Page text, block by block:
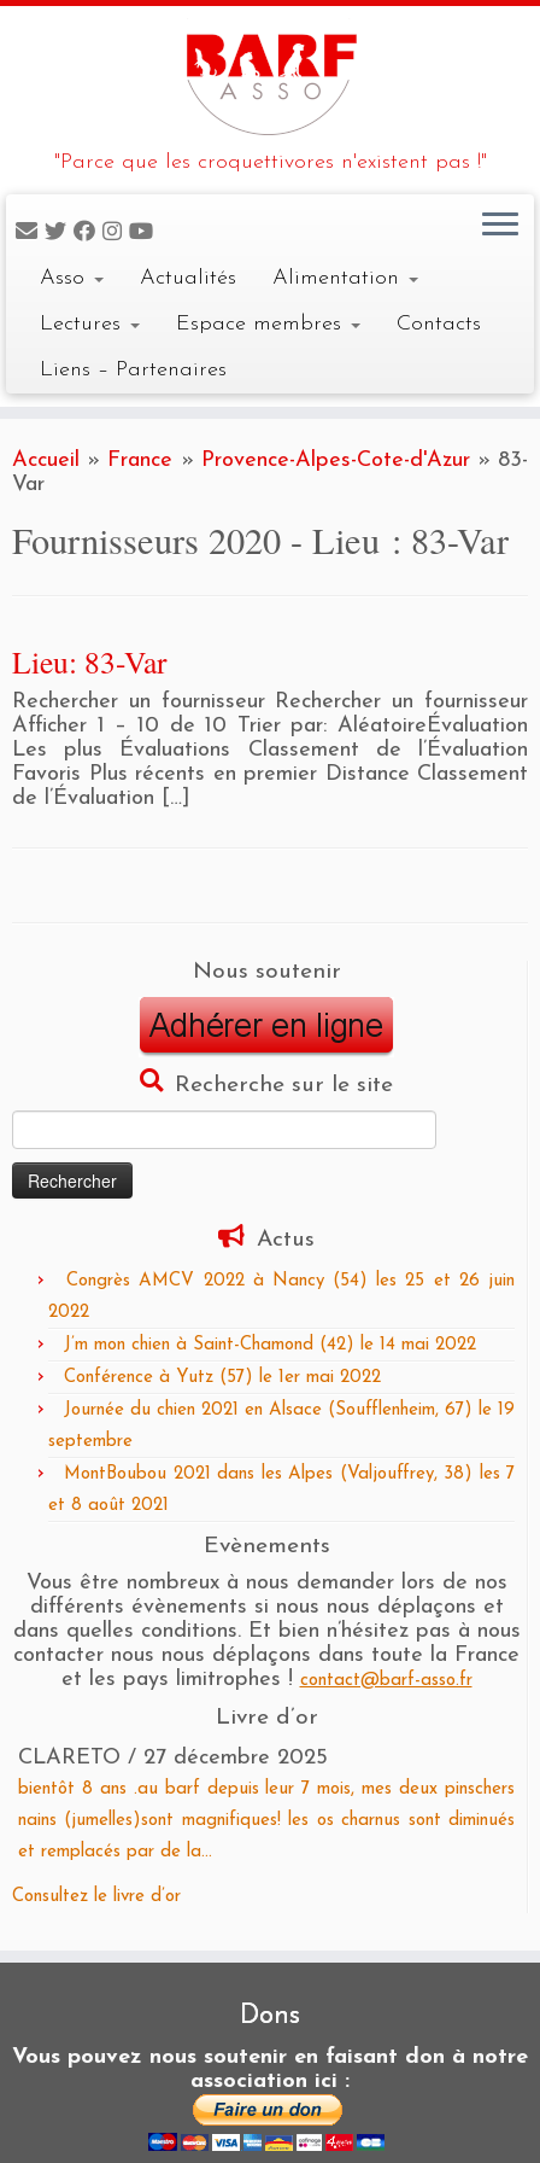
to
content
"Parce que les croquettivores n'existent pas !"
Asso Actualités
Alimentation
Lectures
Espace membres
Contacts
Liens – Partenaires
Accueil » France » Provence-Alpes-Cote-d'Azur » 83-
Var
Fournisseurs 2020 - Lieu : 83-Var
Lieu: 83-Var
Rechercher un fournisseur Rechercher un fournisseur
Afficher 1 – 10 de 10 Trier par: AléatoireÉvaluation
Les plus Évaluations Classement de l’Évaluation
Favoris Plus récents en premier Distance Classement
de l’Évaluation […]
Nous soutenir
Recherche sur le site
Actus
Congrès AMCV 2022 à Nancy (54) les 25 et 26 juin
2022
J’m mon chien à Saint-Chamond (42) le 14 mai 2022
Conférence à Yutz (57) le 1er mai 2022
Journée du chien 2021 en Alsace (Soufflenheim, 67) le 19
septembre
MontBoubou 2021 dans les Alpes (Valjouffrey, 38) les 7
et 8 août 2021
Evènements
Vous être nombreux à nous demander lors de nos
différents évènements si nous nous déplaçons et
dans quelles conditions. Et bien n’hésitez pas à nous
contacter nous nous déplaçons dans toute la France
et les pays limitrophes ! contact@barf-asso.fr
Livre d’or
CLARETO / 27 décembre 2025
bientôt 8 ans .au barf depuis leur 7 mois, mes deux pinschers
nains (jumelles)sont magnifiques! les os charnus sont diminués
et remplacés par de la...
Consultez le livre d’or
Dons
Vous pouvez nous soutenir en faisant don à notre
association ici :